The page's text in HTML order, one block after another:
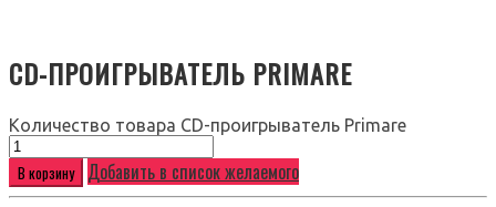
CD-ПРОИГРЫВАТЕЛЬ PRIMARE
Количество товара CD-проигрыватель Primare
В корзину Добавить в список желаемого